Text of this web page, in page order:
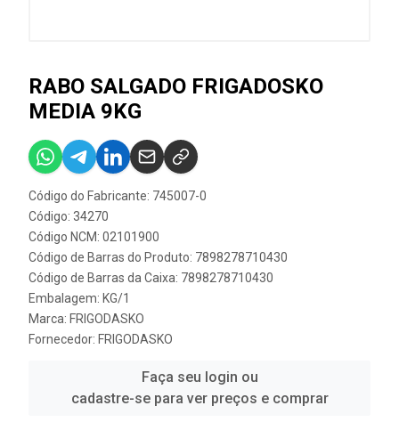
RABO SALGADO FRIGADOSKO
MEDIA 9KG
Código do Fabricante: 745007-0
Código: 34270
Código NCM: 02101900
Código de Barras do Produto: 7898278710430
Código de Barras da Caixa: 7898278710430
Embalagem: KG/1
Marca: FRIGODASKO
Fornecedor: FRIGODASKO
Faça seu login ou
cadastre-se para ver preços e comprar